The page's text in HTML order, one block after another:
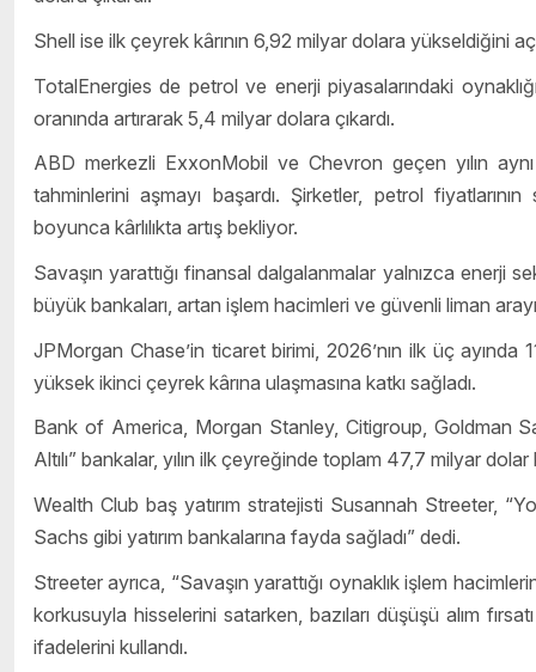
Shell ise ilk çeyrek kârının 6,92 milyar dolara yükseldiğini
TotalEnergies de petrol ve enerji piyasalarındaki
oranında artırarak 5,4 milyar dolara çıkardı.
ABD merkezli ExxonMobil ve Chevron geçen yılın
tahminlerini aşmayı başardı. Şirketler, petrol
boyunca kârlılıkta artış bekliyor.
Savaşın yarattığı finansal dalgalanmalar yalnızca enerji
büyük bankaları, artan işlem hacimleri ve güvenli liman
JPMorgan Chase’in ticaret birimi, 2026’nın ilk üç ayında
yüksek ikinci çeyrek kârına ulaşmasına katkı sağladı.
Bank of America, Morgan Stanley, Citigroup, Goldman
Altılı” bankalar, yılın ilk çeyreğinde toplam 47,7 milyar dolar
Wealth Club baş yatırım stratejisti Susannah Streeter,
Sachs gibi yatırım bankalarına fayda sağladı” dedi.
Streeter ayrıca, “Savaşın yarattığı oynaklık işlem
korkusuyla hisselerini satarken, bazıları düşüşü alım
ifadelerini kullandı.